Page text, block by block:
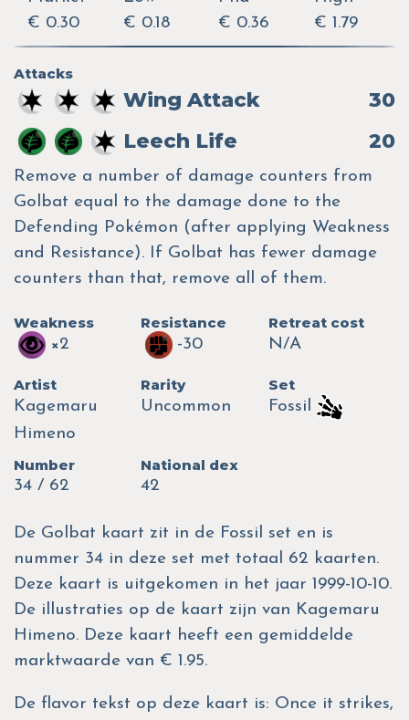
€ 0.30
€ 0.18
€ 0.36
€ 1.79
Attacks
Wing Attack
30
Leech Life
20
Remove a number of damage counters from
Golbat equal to the damage done to the
Defending Pokémon (after applying Weakness
and Resistance). If Golbat has fewer damage
counters than that, remove all of them.
Weakness
×2
Resistance
-30
Retreat cost
N/A
Artist
Kagemaru
Himeno
Rarity
Uncommon
Set
Fossil
Number
34 / 62
National dex
42
De Golbat kaart zit in de Fossil set en is
nummer 34 in deze set met totaal 62 kaarten.
Deze kaart is uitgekomen in het jaar 1999-10-10.
De illustraties op de kaart zijn van Kagemaru
Himeno. Deze kaart heeft een gemiddelde
marktwaarde van € 1.95.
De flavor tekst op deze kaart is: Once it strikes,